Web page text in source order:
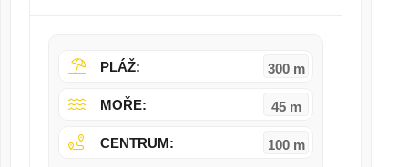
PLÁŽ: 300 m
MOŘE: 45 m
CENTRUM: 100 m